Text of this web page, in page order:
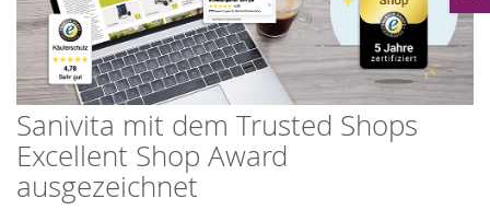
Sanivita mit dem Trusted Shops
Excellent Shop Award
ausgezeichnet